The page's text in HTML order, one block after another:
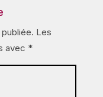
Les
avec *